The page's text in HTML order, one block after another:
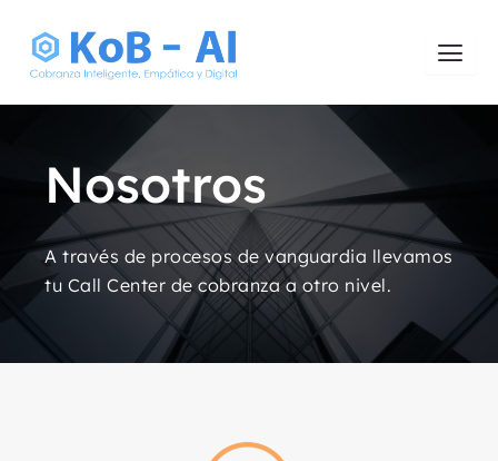
content
Nosotros
A través de procesos de vanguardia llevamos
tu Call Center de cobranza a otro nivel.